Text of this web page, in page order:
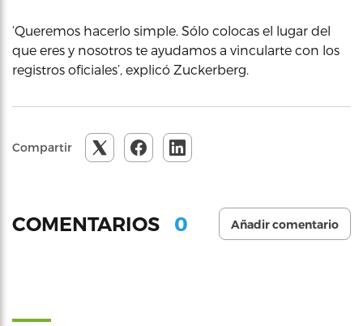
‘Queremos hacerlo simple. Sólo colocas el lugar del
que eres y nosotros te ayudamos a vincularte con los
registros oficiales’, explicó Zuckerberg.
Compartir
COMENTARIOS 0 Añadir comentario